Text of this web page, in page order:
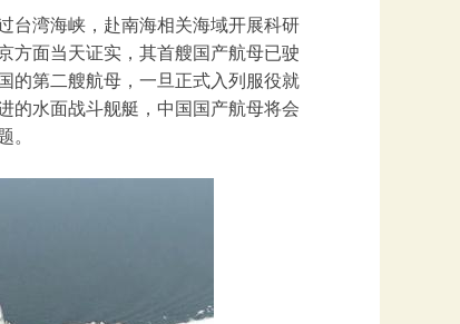
台湾海峡，赴南海相关海域开展科研
方面当天证实，其首艘国产航母已驶
的第二艘航母，一旦正式入列服役就
的水面战斗舰艇，中国国产航母将会
。